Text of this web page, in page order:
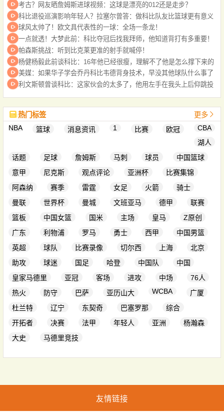
考古？网友晒詹姆斯进球视频：这球是漂亮的012还是走步？
科比退役巡演影响年轻人？拉塞尔曾答：做科比队友比篮球更有意义
球风太帅了！欧文具代表性的一球：全场一条龙！
一点就透！大梦此前：科比夺冠后找我拜师，他知道背打有多重要！
帕森斯挑战：听到比克莱更准的射手就喊停！
杨健杨毅此前谈科比：16年他已经很瘦，理解不了他是怎么撑下来的
美媒：如果华子学会乔丹科比韦德背身技术，早没其他球队什么事了
利文斯顿曾谈科比：这家伙会的太多了，他用左手在我头上后仰跳投
热门标签
更多
NBA
篮球 消息资讯 1 比赛 欧冠
CBA
湖人
话题
足球 詹姆斯 马刺 球员
中国篮球
意甲
尼克斯 观点评论 亚洲杯
比赛集锦
阿森纳
赛季 雷霆 女足 火箭
骑士
曼联
世界杯 曼城 文班亚马 德甲
联赛
篮板
中国女篮 国米 主场 皇马
Z原创
广东
利物浦 罗马 勇士 西甲
中国男篮
英超
球队 比赛录像 切尔西 上海
北京
助攻
球迷 国足 哈登 中国队
中国
皇家马德里
亚冠 客场 进攻 中场
76人
热火
防守 巴萨 亚历山大 WCBA
广厦
杜兰特
辽宁 东契奇 巴塞罗那
综合
开拓者
决赛 法甲 年轻人 亚洲
杨瀚森
大史
马德里竞技
友情链接